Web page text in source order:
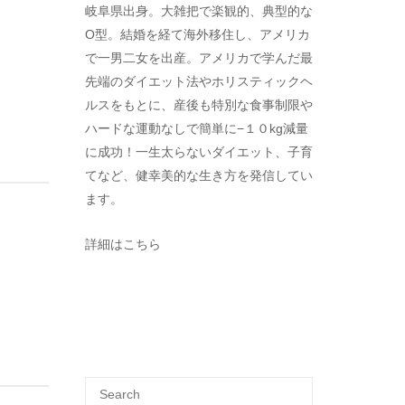
岐阜県出身。大雑把で楽観的、典型的な
O型。結婚を経て海外移住し、アメリカ
で一男二女を出産。アメリカで学んだ最
先端のダイエット法やホリスティックヘ
ルスをもとに、産後も特別な食事制限や
ハードな運動なしで簡単に−１０kg減量
に成功！一生太らないダイエット、子育
てなど、健幸美的な生き方を発信してい
ます。
詳細はこちら